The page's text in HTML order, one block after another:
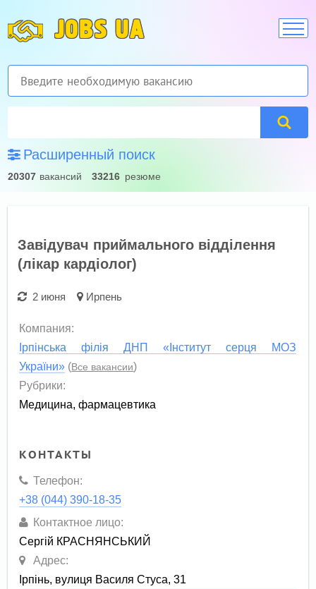
JOBS UA
Расширенный поиск
20307 вакансий 33216 резюме
Завідувач приймального відділення
(лікар кардіолог)
2 июня Ирпень
Компания:
Ірпінська філія ДНП «Інститут серця МОЗ
України» (Все вакансии)
Рубрики:
Медицина, фармацевтика
КОНТАКТЫ
Телефон:
+38 (044) 390-18-35
Контактное лицо:
Сергій КРАСНЯНСЬКИЙ
Адрес:
Ірпінь, вулиця Василя Стуса, 31